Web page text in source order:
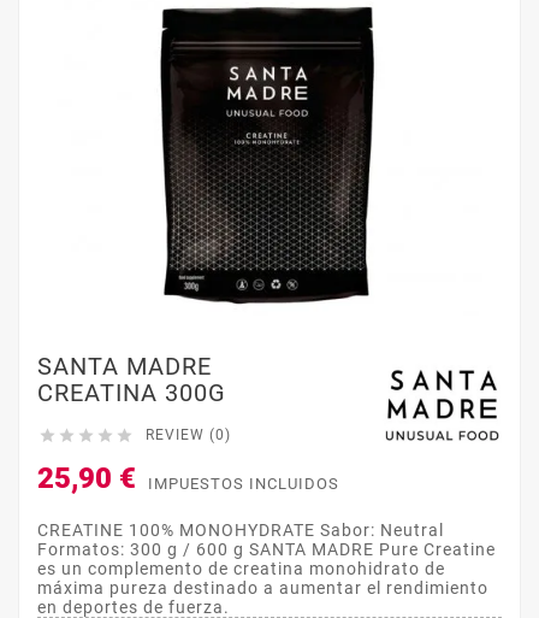
SANTA MADRE
CREATINA 300G
     REVIEW (0)
25,90 € IMPUESTOS INCLUIDOS
CREATINE 100% MONOHYDRATE Sabor: Neutral
Formatos: 300 g / 600 g SANTA MADRE Pure Creatine
es un complemento de creatina monohidrato de
máxima pureza destinado a aumentar el rendimiento
en deportes de fuerza.